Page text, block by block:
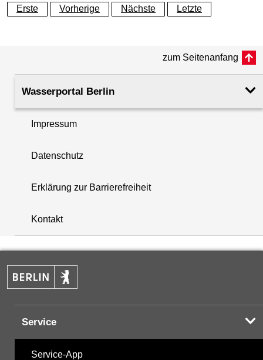
+
−
Erste
Vorherige Nächste Letzte
zum Seitenanfang
Wasserportal Berlin
Impressum
Datenschutz
Erklärung zur Barrierefreiheit
Kontakt
Service
Service-App